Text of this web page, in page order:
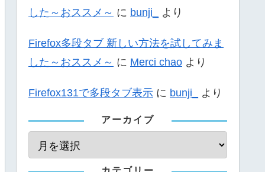
した～おススメ～ に bunji_ より
Firefox多段タブ 新しい方法を試してみま
した～おススメ～ に Merci chao より
Firefox131で多段タブ表示 に bunji_ より
アーカイブ